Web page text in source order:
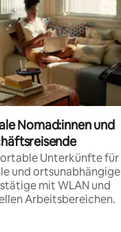
Nomad:innen und
Unterkünfte für
und ortsunabhängige
mit WLAN und
Arbeitsbereichen.